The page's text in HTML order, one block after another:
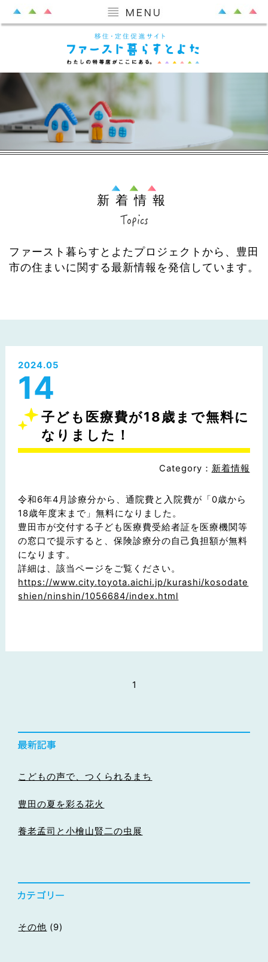
新着情報
ファースト暮らすとよたプロジェクトから、豊田
市の住まいに関する最新情報を発信しています。
2024.05
14
子ども医療費が18歳まで無料に
なりました！
新着情報
Category：
令和6年4月診療分から、通院費と入院費が「0歳から
18歳年度末まで」無料になりました。
豊田市が交付する子ども医療費受給者証を医療機関等
の窓口で提示すると、保険診療分の自己負担額が無料
になります。
詳細は、該当ページをご覧ください。
https://www.city.toyota.aichi.jp/kurashi/kosodate
shien/ninshin/1056684/index.html
1
こどもの声で、つくられるまち
豊田の夏を彩る花火
養老孟司と小檜山賢二の虫展
その他 (9)